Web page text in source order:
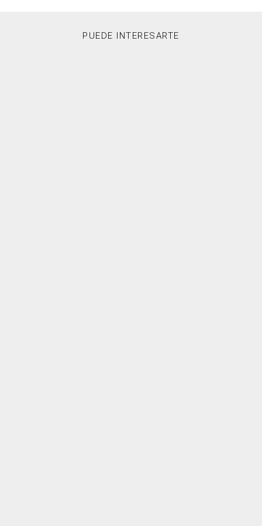
PUEDE INTERESARTE